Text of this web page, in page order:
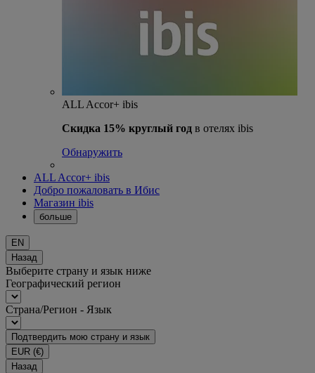
ALL Accor+ ibis
Скидка 15% круглый год в отелях ibis
Обнаружить
ALL Accor+ ibis
Добро пожаловать в Ибис
Магазин ibis
больше
EN
Назад
Выберите страну и язык ниже
Географический регион
Страна/Регион - Язык
Подтвердить мою страну и язык
EUR (€)
Назад